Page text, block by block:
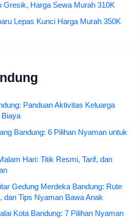
Gresik, Harga Sewa Murah 310K
Lepas Kunci Harga Murah 350K
Panduan Aktivitas Keluarga
Biaya
Bandung: 6 Pilihan Nyaman untuk
Hari: Titik Resmi, Tarif, dan
Gedung Merdeka Bandung: Rute
dan Tips Nyaman Bawa Anak
Kota Bandung: 7 Pilihan Nyaman